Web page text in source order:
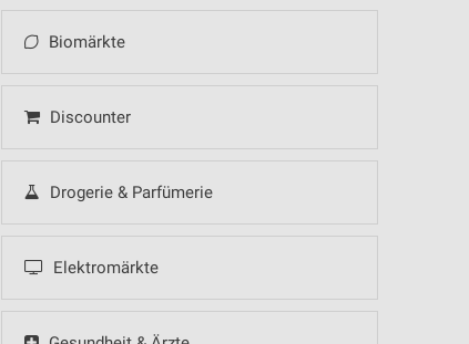
Biomärkte
Discounter
Drogerie & Parfümerie
Elektromärkte